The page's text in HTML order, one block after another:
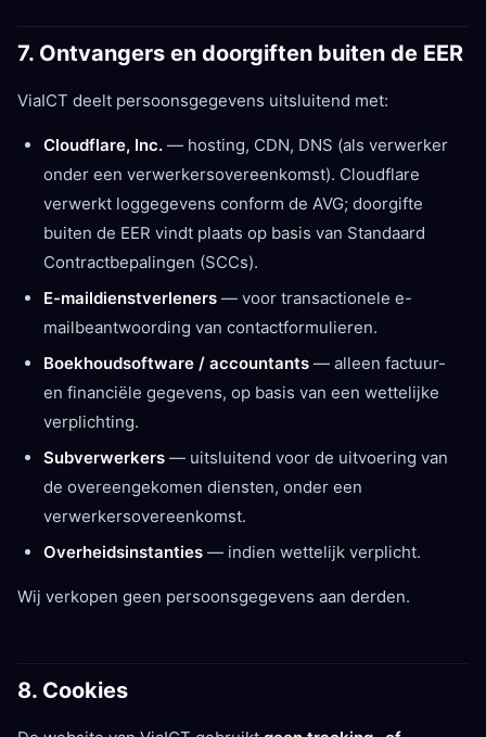
7. Ontvangers en doorgiften buiten de EER
ViaICT deelt persoonsgegevens uitsluitend met:
Cloudflare, Inc. — hosting, CDN, DNS (als verwerker
onder een verwerkersovereenkomst). Cloudflare
verwerkt loggegevens conform de AVG; doorgifte
buiten de EER vindt plaats op basis van Standaard
Contractbepalingen (SCCs).
E-maildienstverleners — voor transactionele e-
mailbeantwoording van contactformulieren.
Boekhoudsoftware / accountants — alleen factuur-
en financiële gegevens, op basis van een wettelijke
verplichting.
Subverwerkers — uitsluitend voor de uitvoering van
de overeengekomen diensten, onder een
verwerkersovereenkomst.
Overheidsinstanties — indien wettelijk verplicht.
Wij verkopen geen persoonsgegevens aan derden.
8. Cookies